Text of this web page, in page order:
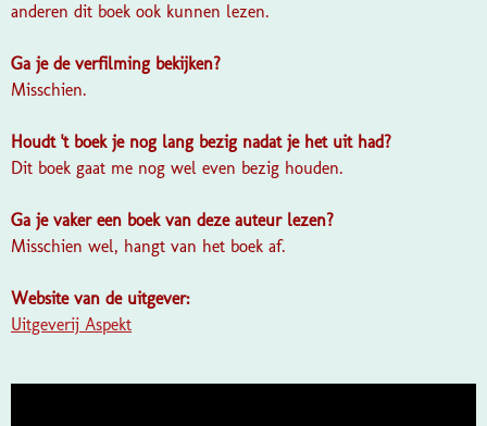
anderen dit boek ook kunnen lezen.
Ga je de verfilming bekijken?
Misschien.
Houdt 't boek je nog lang bezig nadat je het uit had?
Dit boek gaat me nog wel even bezig houden.
Ga je vaker een boek van deze auteur lezen?
Misschien wel, hangt van het boek af.
Website van de uitgever:
Uitgeverij Aspekt